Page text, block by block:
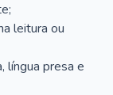
leitura ou
língua presa e